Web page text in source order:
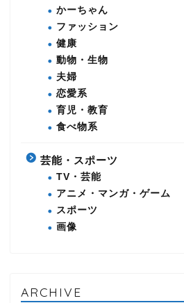
かーちゃん
ファッション
健康
動物・生物
夫婦
恋愛系
育児・教育
食べ物系
芸能・スポーツ
TV・芸能
アニメ・マンガ・ゲーム
スポーツ
画像
ARCHIVE